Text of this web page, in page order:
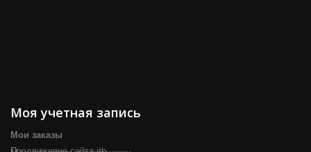
Моя учетная запись
Мои заказы